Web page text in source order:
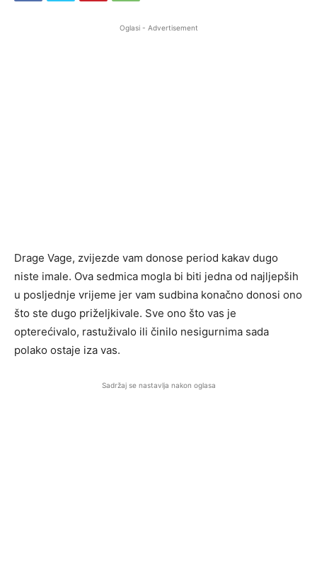
Oglasi - Advertisement
Drage Vage, zvijezde vam donose period kakav dugo
niste imale. Ova sedmica mogla bi biti jedna od najljepših
u posljednje vrijeme jer vam sudbina konačno donosi ono
što ste dugo priželjkivale. Sve ono što vas je
opterećivalo, rastuživalo ili činilo nesigurnima sada
polako ostaje iza vas.
Sadržaj se nastavlja nakon oglasa